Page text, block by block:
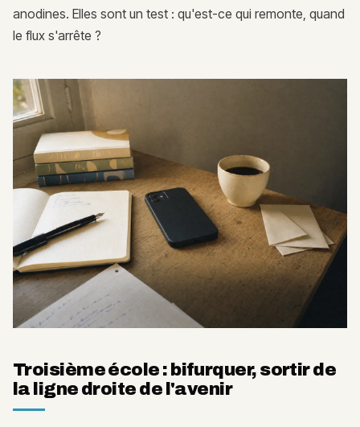
anodines. Elles sont un test : qu'est-ce qui remonte, quand
le flux s'arrête ?
Troisième école : bifurquer, sortir de
la ligne droite de l'avenir